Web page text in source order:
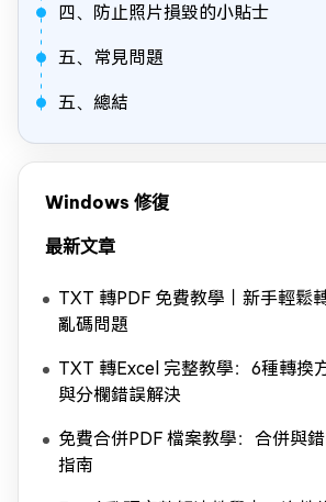
四、防止照片損毀的小貼士
五、常見問題
五、總結
Windows 修復
最新文章
TXT 轉PDF 免費教學｜新手輕鬆
亂碼問題
TXT 轉Excel 完整教學：6種轉換
與分欄錯誤解決
免費合併PDF 檔案教學：合併與
指南